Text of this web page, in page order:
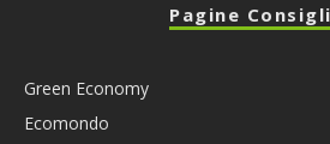
Pagine
Green Economy
Ecomondo